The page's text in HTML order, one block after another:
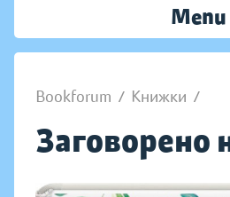
Menu
Bookforum / Книжки /
Заговорено